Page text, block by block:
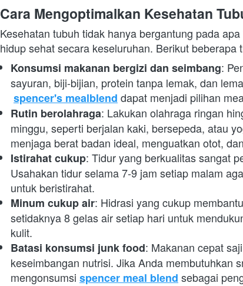
Cara Mengoptimalkan Kesehatan
Kesehatan tubuh tidak hanya bergantung pada
hidup sehat secara keseluruhan. Berikut
Konsumsi makanan bergizi dan seimbang:
sayuran, biji-bijian, protein tanpa lemak, dan
spencer's mealblend dapat menjadi pilihan
Rutin berolahraga: Lakukan olahraga ringan
minggu, seperti berjalan kaki, bersepeda, atau
menjaga berat badan ideal, menguatkan otot,
Istirahat cukup: Tidur yang berkualitas sangat
Usahakan tidur selama 7-9 jam setiap malam
untuk beristirahat.
Minum cukup air: Hidrasi yang cukup
setidaknya 8 gelas air setiap hari untuk
kulit.
Batasi konsumsi junk food: Makanan cepat
keseimbangan nutrisi. Jika Anda membutuhkan
mengonsumsi spencer meal blend sebagai